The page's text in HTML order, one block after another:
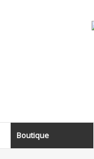
Ordinateur,
Boutique